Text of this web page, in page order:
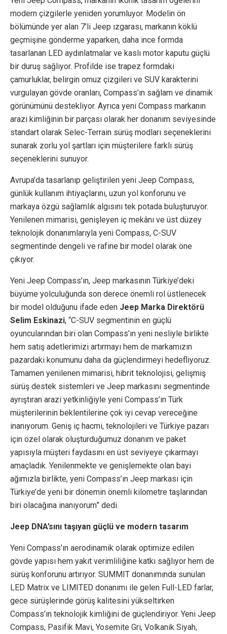
modern çizgilerle yeniden yorumluyor. Modelin ön
bölümünde yer alan 7’li Jeep ızgarası, markanın köklü
geçmişine gönderme yaparken, daha ince formda
tasarlanan LED aydınlatmalar ve kaslı motor kaputu güçlü
bir duruş sağlıyor. Profilde ise trapez formdaki
çamurluklar, belirgin omuz çizgileri ve SUV karakterini
vurgulayan gövde oranları, Compass’ın sağlam ve dinamik
görünümünü destekliyor. Ayrıca yeni Compass markanın
arazi kimliğinin bir parçası olarak her donanım seviyesinde
standart olarak Selec-Terrain sürüş modları seçeneklerini
sunarak zorlu yol şartları için müşterilere farklı sürüş
seçeneklerini sunuyor.
Avrupa’da tasarlanıp geliştirilen yeni Jeep Compass,
günlük kullanım ihtiyaçlarını, uzun yol konforunu ve
markaya özgü sağlamlık algısını tek potada buluşturuyor.
Yenilenen mimarisi, genişleyen iç mekânı ve üst düzey
teknolojik donanımlarıyla yeni Compass, C-SUV
segmentinde dengeli ve rafine bir model olarak öne
çıkıyor.
Yeni Jeep Compass’ın, Jeep markasının Türkiye’deki
büyüme yolculuğunda son derece önemli rol üstlenecek
bir model olduğunu ifade eden Jeep Marka Direktörü
Selim Eskinazi, “C-SUV segmentinin en güçlü
oyuncularından biri olan Compass’ın yeni nesliyle birlikte
hem satış adetlerimizi artırmayı hem de markamızın
pazardaki konumunu daha da güçlendirmeyi hedefliyoruz.
Tamamen yenilenen mimarisi, hibrit teknolojisi, gelişmiş
sürüş destek sistemleri ve Jeep markasını segmentinde
ayrıştıran arazi yetkinliğiyle yeni Compass’ın Türk
müşterilerinin beklentilerine çok iyi cevap vereceğine
inanıyorum. Geniş iç hacmi, teknolojileri ve Türkiye pazarı
için özel olarak oluşturduğumuz donanım ve paket
yapısıyla müşteri faydasını en üst seviyeye çıkarmayı
amaçladık. Yenilenmekte ve genişlemekte olan bayi
ağımızla birlikte, yeni Compass’ın Jeep markası için
Türkiye’de yeni bir dönemin önemli kilometre taşlarından
biri olacağına inanıyorum” dedi.
Jeep DNA’sını taşıyan güçlü ve modern tasarım
Yeni Compass’ın aerodinamik olarak optimize edilen
gövde yapısı hem yakıt verimliliğine katkı sağlıyor hem de
sürüş konforunu artırıyor. SUMMIT donanımında sunulan
LED Matrix ve LIMITED donanımı ile gelen Full-LED farlar,
gece sürüşlerinde görüş kalitesini yükseltirken
Compass’ın teknolojik kimliğini de güçlendiriyor. Yeni Jeep
Compass, Pasifik Mavi, Yosemite Gri, Volkanik Siyah,